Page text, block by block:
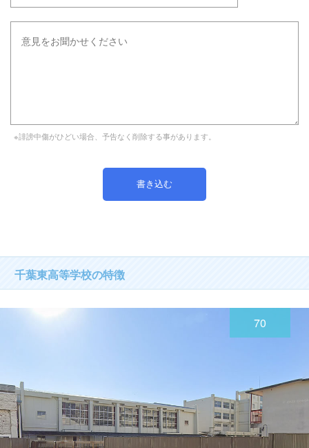
※誹謗中傷がひどい場合、予告なく削除する事があります。
千葉東高等学校の特徴
70